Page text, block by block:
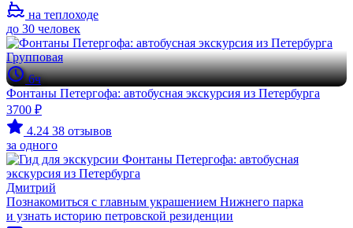
на теплоходе
до 30 человек
Групповая
6ч
Фонтаны Петергофа: автобусная экскурсия из Петербурга
3700 ₽
4.24 38 отзывов
за одного
Дмитрий
Познакомиться с главным украшением Нижнего парка
и узнать историю петровской резиденции